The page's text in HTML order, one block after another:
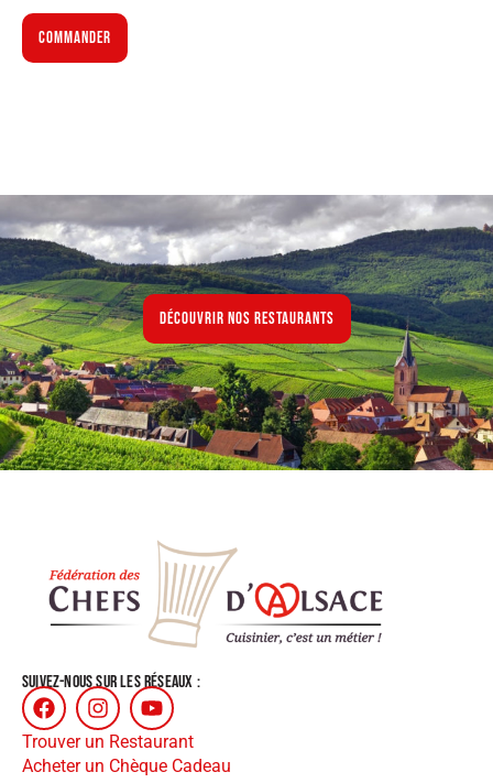
COMMANDER
Découvrir nos restaurants
SUIVEZ-NOUS SUR LES RÉSEAUX :
Trouver un Restaurant
Acheter un Chèque Cadeau